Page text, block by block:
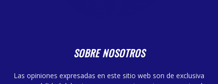
SOBRE NOSOTROS
Las opiniones expresadas en este sitio web son de exclusiva